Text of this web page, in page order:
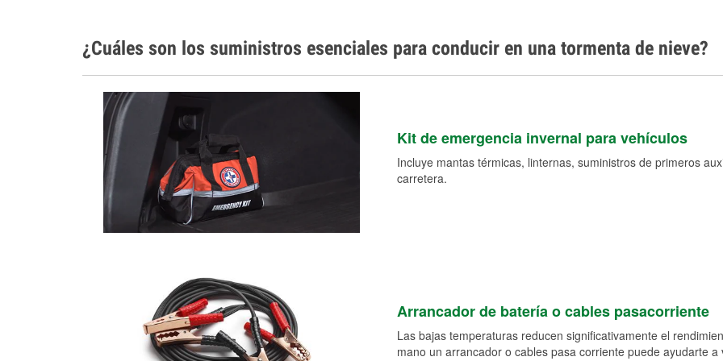
¿Cuáles son los suministros esenciales para conducir en una tormenta de nieve?
Kit de emergencia invernal para vehículos
Incluye mantas térmicas, linternas, suministros de primeros
carretera.
Arrancador de batería o cables pasacorriente
Las bajas temperaturas reducen significativamente el
mano un arrancador o cables pasa corriente puede ayudarte